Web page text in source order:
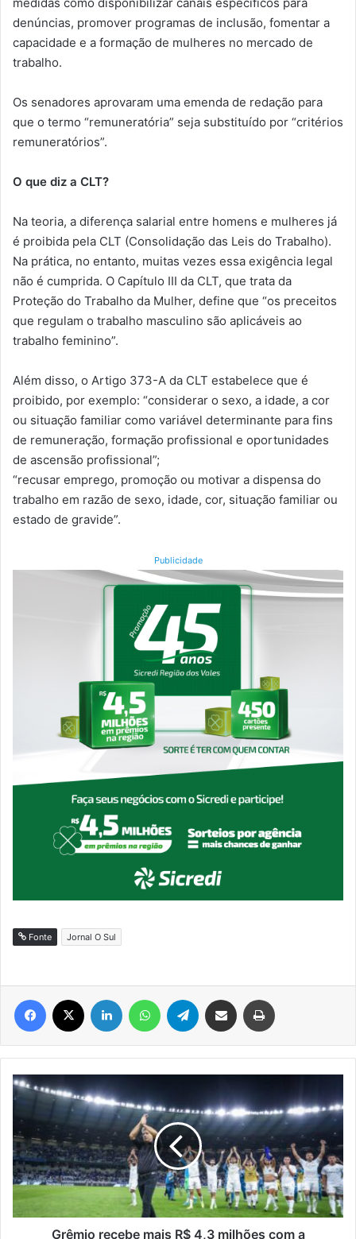
medidas como disponibilizar canais específicos para
denúncias, promover programas de inclusão, fomentar a
capacidade e a formação de mulheres no mercado de
trabalho.
Os senadores aprovaram uma emenda de redação para
que o termo “remuneratória” seja substituído por “critérios
remuneratórios”.
O que diz a CLT?
Na teoria, a diferença salarial entre homens e mulheres já
é proibida pela CLT (Consolidação das Leis do Trabalho).
Na prática, no entanto, muitas vezes essa exigência legal
não é cumprida. O Capítulo III da CLT, que trata da
Proteção do Trabalho da Mulher, define que “os preceitos
que regulam o trabalho masculino são aplicáveis ao
trabalho feminino”.
Além disso, o Artigo 373-A da CLT estabelece que é
proibido, por exemplo: “considerar o sexo, a idade, a cor
ou situação familiar como variável determinante para fins
de remuneração, formação profissional e oportunidades
de ascensão profissional”;
“recusar emprego, promoção ou motivar a dispensa do
trabalho em razão de sexo, idade, cor, situação familiar ou
estado de gravide”.
Publicidade
Fonte Jornal O Sul
Facebook Linkedin WhatsAppTelegram Compartilhar via e-mail
Grêmio
recebe
R$
4,3
milhões
com
a
classificação
Grêmio recebe mais R$ 4,3 milhões com a